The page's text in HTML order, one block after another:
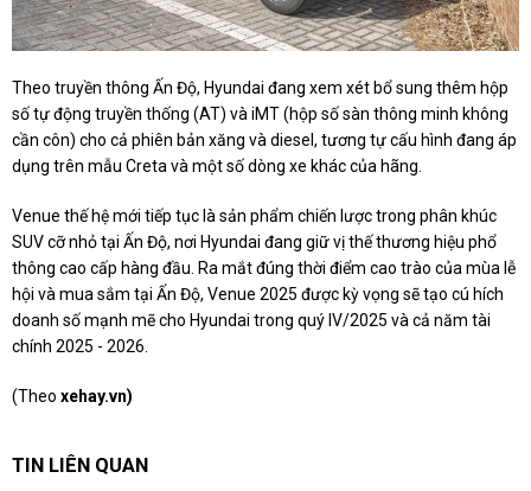
Theo truyền thông Ấn Độ, Hyundai đang xem xét bổ sung thêm hộp
số tự động truyền thống (AT) và iMT (hộp số sàn thông minh không
cần côn) cho cả phiên bản xăng và diesel, tương tự cấu hình đang áp
dụng trên mẫu Creta và một số dòng xe khác của hãng.
Venue thế hệ mới tiếp tục là sản phẩm chiến lược trong phân khúc
SUV cỡ nhỏ tại Ấn Độ, nơi Hyundai đang giữ vị thế thương hiệu phổ
thông cao cấp hàng đầu. Ra mắt đúng thời điểm cao trào của mùa lễ
hội và mua sắm tại Ấn Độ, Venue 2025 được kỳ vọng sẽ tạo cú hích
doanh số mạnh mẽ cho Hyundai trong quý IV/2025 và cả năm tài
chính 2025 - 2026.
(Theo xehay.vn)
TIN LIÊN QUAN